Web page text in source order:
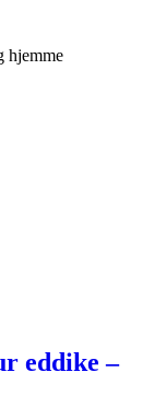
hjemme
eddike –